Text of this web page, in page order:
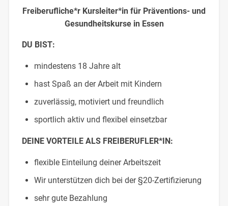
Freiberufliche*r Kursleiter*in für Präventions- und
Gesundheitskurse in Essen
DU BIST:
mindestens 18 Jahre alt
hast Spaß an der Arbeit mit Kindern
zuverlässig, motiviert und freundlich
sportlich aktiv und flexibel einsetzbar
DEINE VORTEILE ALS FREIBERUFLER*IN:
flexible Einteilung deiner Arbeitszeit
Wir unterstützen dich bei der §20-Zertifizierung
sehr gute Bezahlung